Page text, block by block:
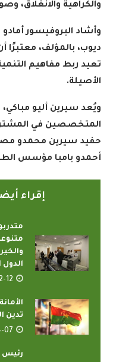
والكراهية والانغلاق،
وأشاد البروفيسور
ديوب، بالمؤلف، معتبرًا
تعيد ربط مفاهيم التنمية
الأصيلة.
ويُعد سيرين أليو مباكي،
المتخصصين في
حفيد سيرين محمدو
أحمدو بامبا مؤسس
إقراء
الدول
12
تدين
07
رئيس